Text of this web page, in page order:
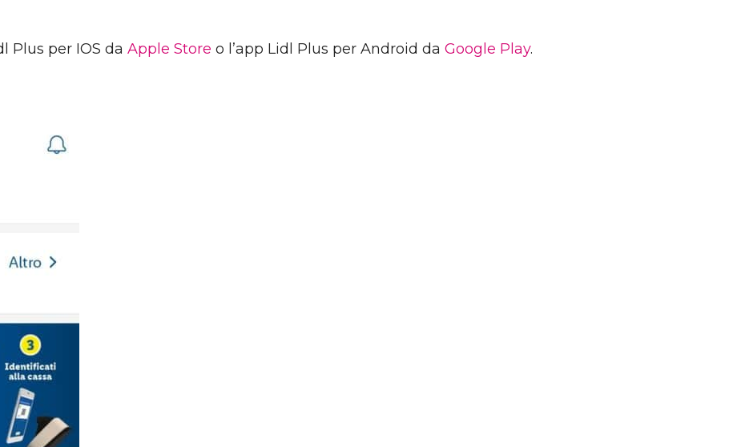
Plus per IOS da Apple Store o l’app Lidl Plus per Android da Google Play.